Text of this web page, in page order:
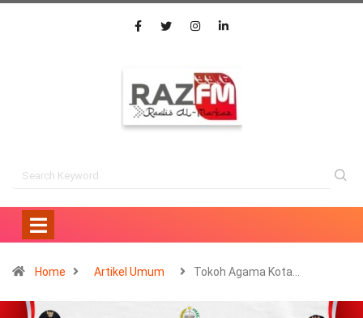
Home Artikel Umum Tokoh Agama Kota…